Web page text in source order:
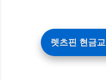
렛츠핀 현금